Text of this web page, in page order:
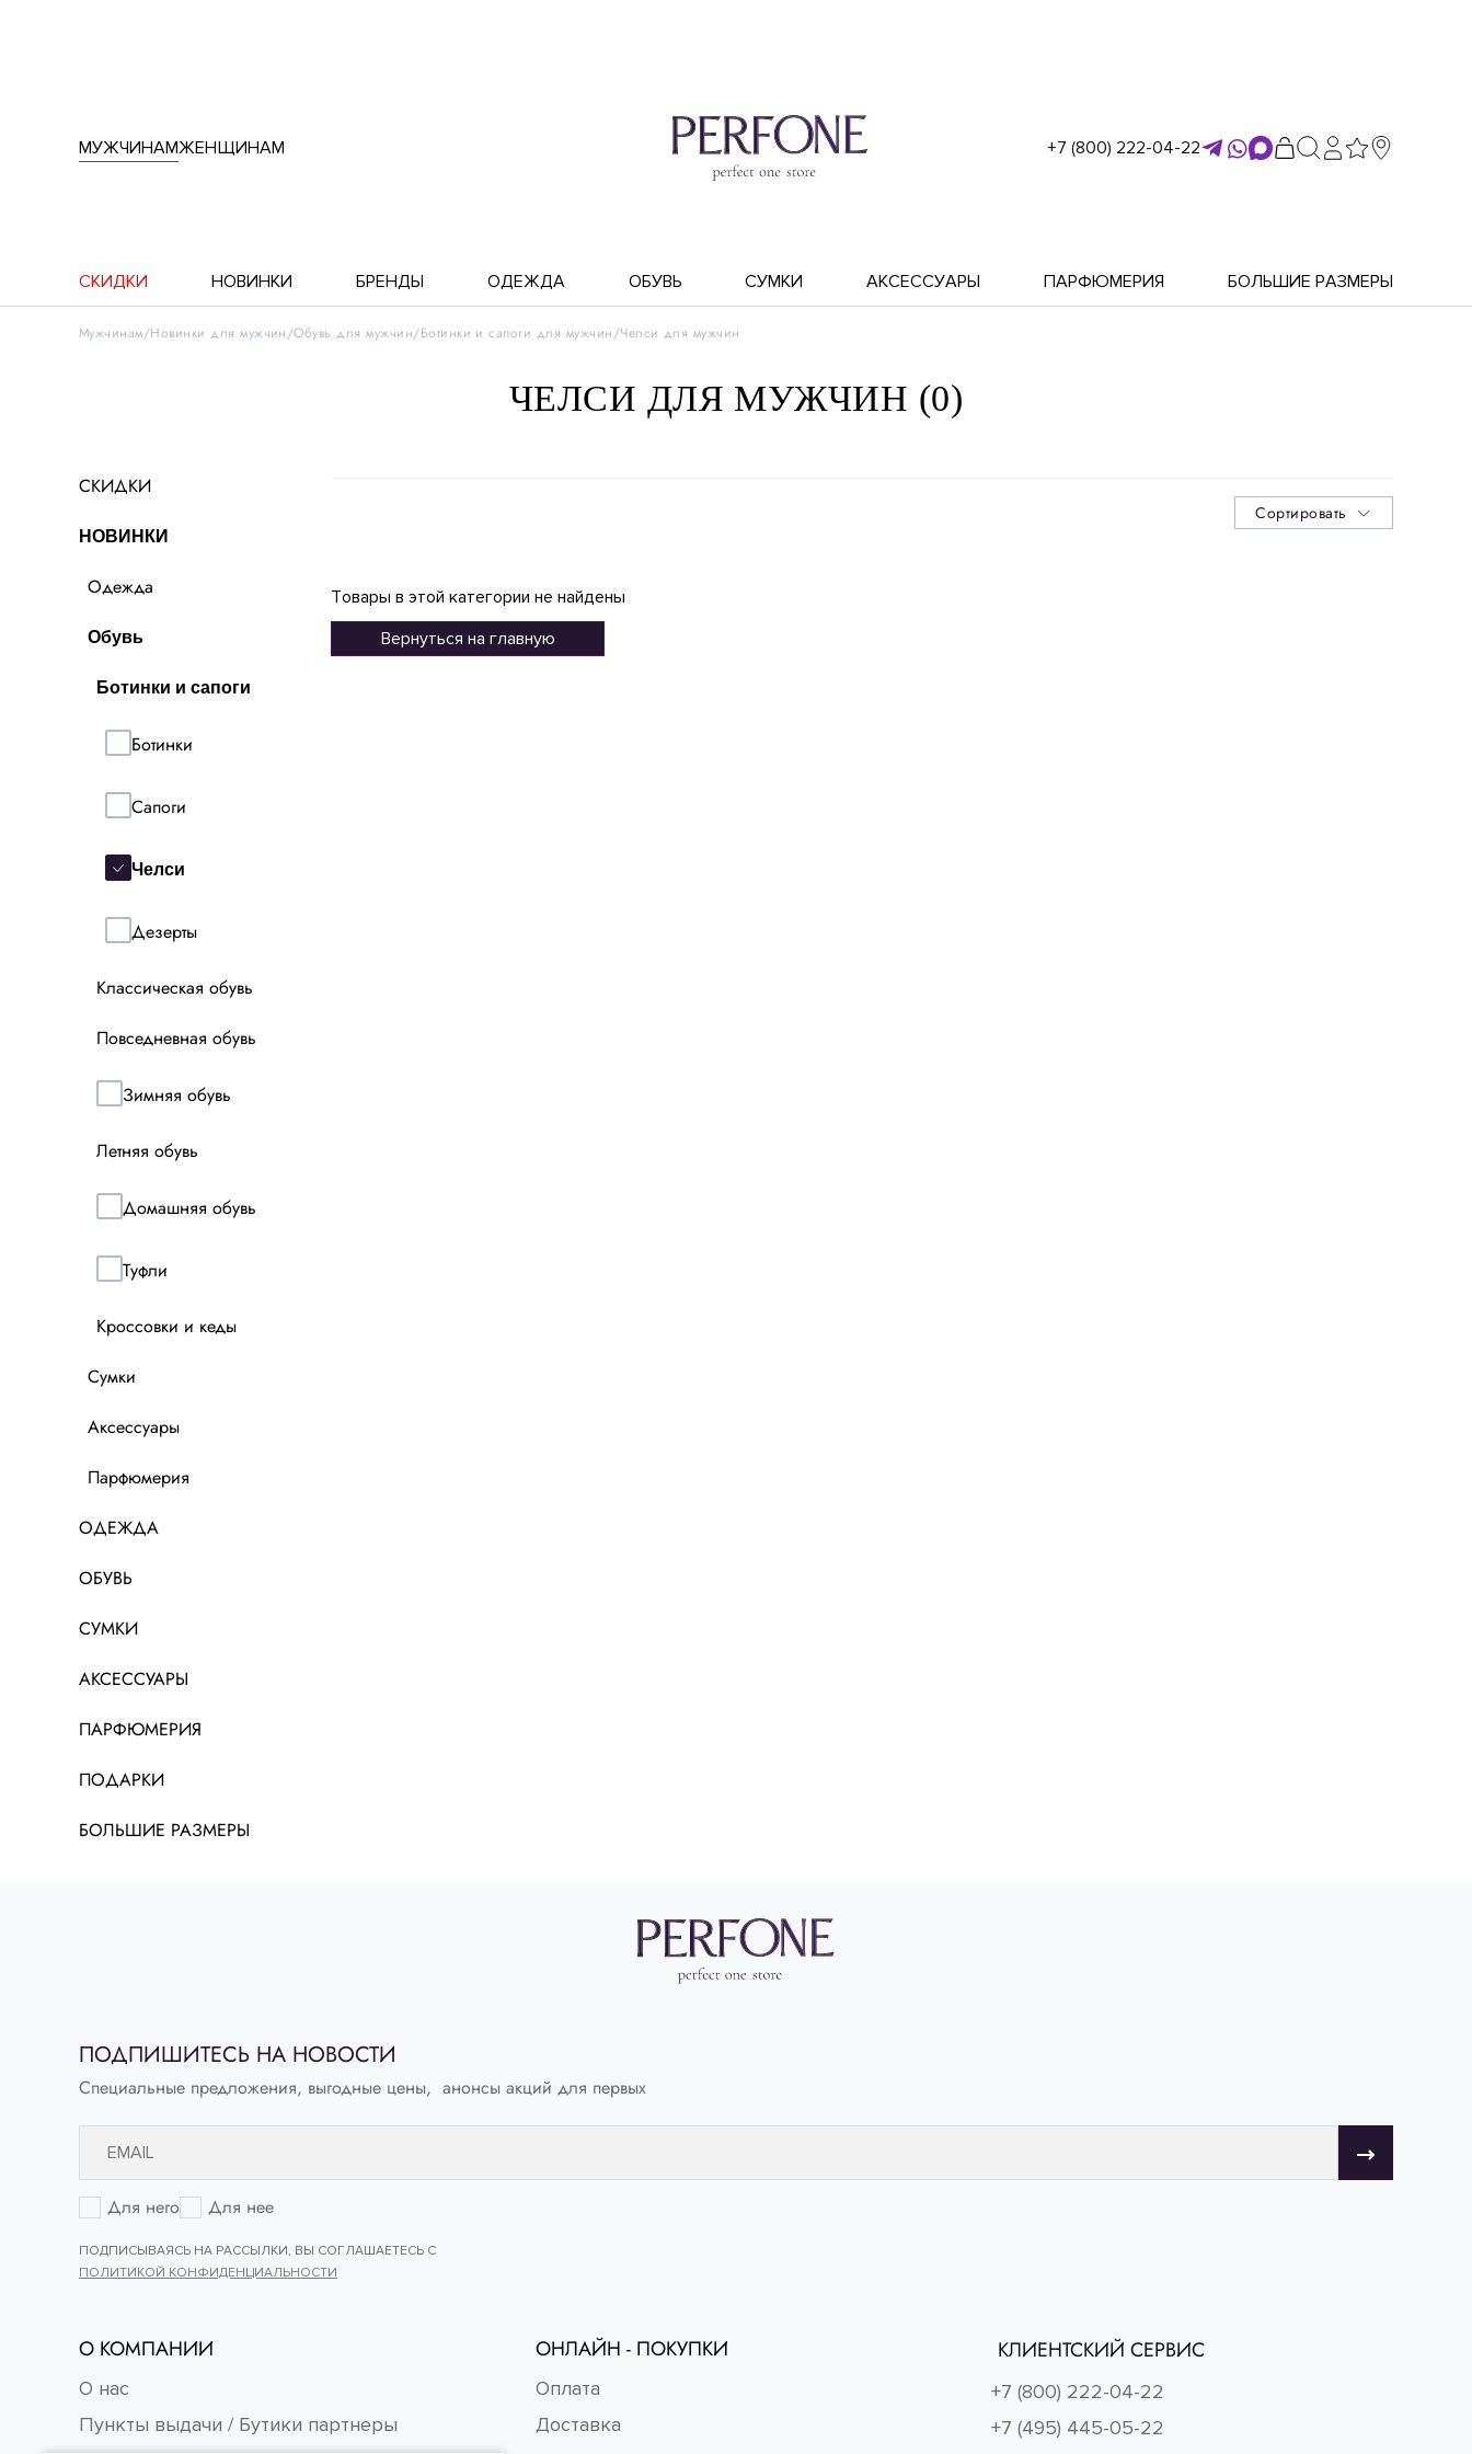
МУЖЧИНАМЖЕНЩИНАМ +7 (800) 222-04-22
СКИДКИ НОВИНКИ БРЕНДЫ ОДЕЖДА ОБУВЬ СУМКИ АКСЕССУАРЫ ПАРФЮМЕРИЯ БОЛЬШИЕ РАЗМЕРЫ
Мужчинам Новинки для мужчин Обувь для мужчин Ботинки и сапоги для мужчин Челси для мужчин
ЧЕЛСИ ДЛЯ МУЖЧИН (0)
СКИДКИ
НОВИНКИ
Одежда
Обувь
Ботинки и сапоги
Ботинки
Сапоги
Челси
Дезерты
Классическая обувь
Повседневная обувь
Зимняя обувь
Летняя обувь
Домашняя обувь
Туфли
Кроссовки и кеды
Сумки
Аксессуары
Парфюмерия
ОДЕЖДА
ОБУВЬ
СУМКИ
АКСЕССУАРЫ
ПАРФЮМЕРИЯ
ПОДАРКИ
БОЛЬШИЕ РАЗМЕРЫ
Сортировать
Товары в этой категории не найдены
Вернуться на главную
ПОДПИШИТЕСЬ НА НОВОСТИ
Специальные предложения, выгодные цены, анонсы акций для первых
Для него Для нее
ПОДПИСЫВАЯСЬ НА РАССЫЛКИ, ВЫ СОГЛАШАЕТЕСЬ С
ПОЛИТИКОЙ КОНФИДЕНЦИАЛЬНОСТИ
О КОМПАНИИ
О нас
Пункты выдачи / Бутики партнеры
ОНЛАЙН - ПОКУПКИ
Оплата
Доставка
КЛИЕНТСКИЙ СЕРВИС
+7 (800) 222-04-22
+7 (495) 445-05-22